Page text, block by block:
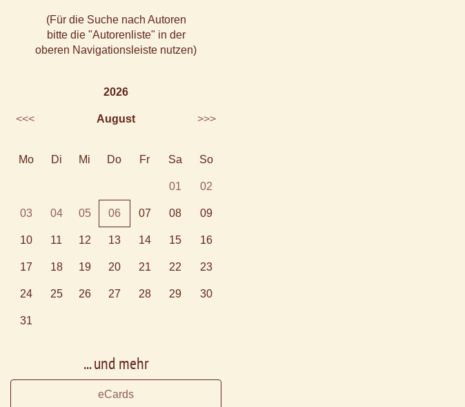
(Für die Suche nach Autoren
bitte die "Autorenliste" in der
oberen Navigationsleiste nutzen)
2026
<<< August >>>
Mo Di Mi Do Fr Sa So
01 02
03 04 05 06 07 08 09
10 11 12 13 14 15 16
17 18 19 20 21 22 23
24 25 26 27 28 29 30
31
... und mehr
eCards